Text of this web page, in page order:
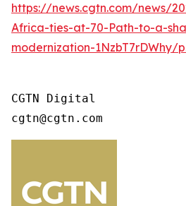
https://news.cgtn.com/news/
Africa-ties-at-70-Path-to-a-
modernization-1NzbT7rDWhy/
CGTN Digital
cgtn@cgtn.com